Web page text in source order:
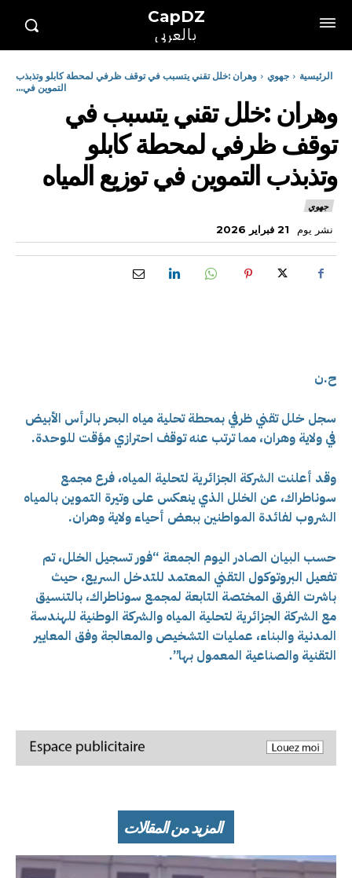
CapDZ
بالعربي
الرئيسية جهوي
وهران :خلل تقني يتسبب في توقف ظرفي لمحطة كابلو وتذبذب
التموين في...
وهران :خلل تقني يتسبب في
توقف ظرفي لمحطة كابلو
وتذبذب التموين في توزيع المياه
جهوي
نشر يوم 21 فبراير 2026
ح.ن
سجل خلل تقني ظرفي بمحطة تحلية مياه البحر بالرأس الأبيض
في ولاية وهران، مما ترتب عنه توقف احترازي مؤقت للوحدة.
وقد أعلنت الشركة الجزائرية لتحلية المياه، فرع مجمع
سوناطراك، عن الخلل الذي ينعكس على وتيرة التموين بالمياه
الشروب لفائدة المواطنين ببعض أحياء ولاية وهران.
حسب البيان الصادر اليوم الجمعة “فور تسجيل الخلل، تم
تفعيل البروتوكول التقني المعتمد للتدخل السريع، حيث
باشرت الفرق المختصة التابعة لمجمع سوناطراك، بالتنسيق
مع الشركة الجزائرية لتحلية المياه والشركة الوطنية للهندسة
المدنية والبناء، عمليات التشخيص والمعالجة وفق المعايير
التقنية والصناعية المعمول بها”.
المزيد من المقالات